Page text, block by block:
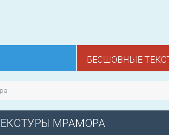
БЕСШОВНЫЕ
МРАМОРА